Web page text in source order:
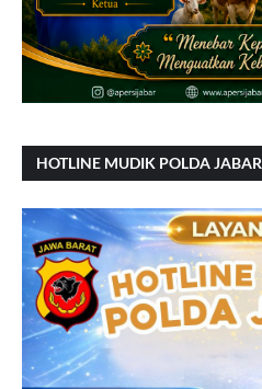
HOTLINE MUDIK POLDA JABAR